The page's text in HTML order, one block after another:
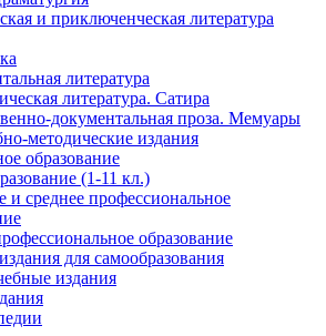
и приключенческая литература
литература
литература. Сатира
документальная проза. Мемуары
методические издания
образование
(1-11 кл.)
и среднее профессиональное
образование
для самообразования
издания